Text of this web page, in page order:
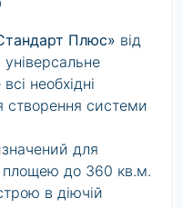
Плюс» від
необхідні
створення системи
для
площею до 360 кв.м.
в діючій